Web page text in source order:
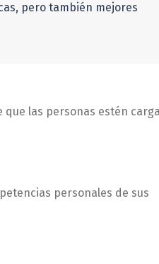
pero también mejores
que las personas estén
personales de sus